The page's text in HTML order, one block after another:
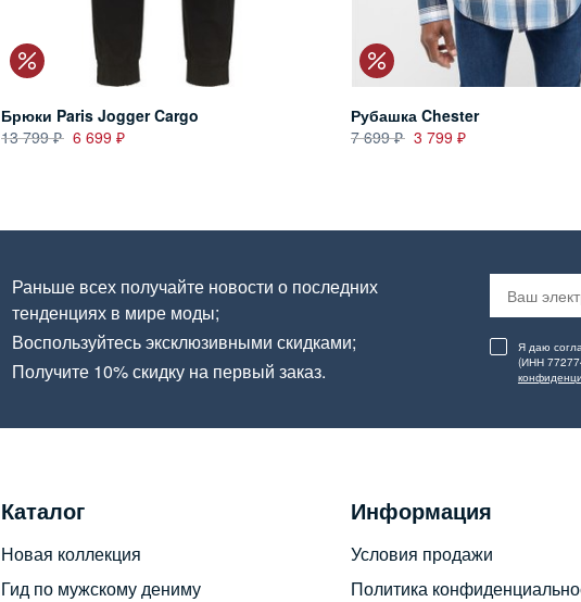
Брюки Paris Jogger Cargo
13 799
6 699
Рубашка Chester
7 699
3 799
Раньше всех получайте новости о последних
тенденциях в мире моды;
Воспользуйтесь эксклюзивными скидками;
Получите 10% скидку на первый заказ.
Я даю
(ИНН
Каталог
Новая коллекция
Гид по мужскому дениму
Информация
Условия продажи
Политика